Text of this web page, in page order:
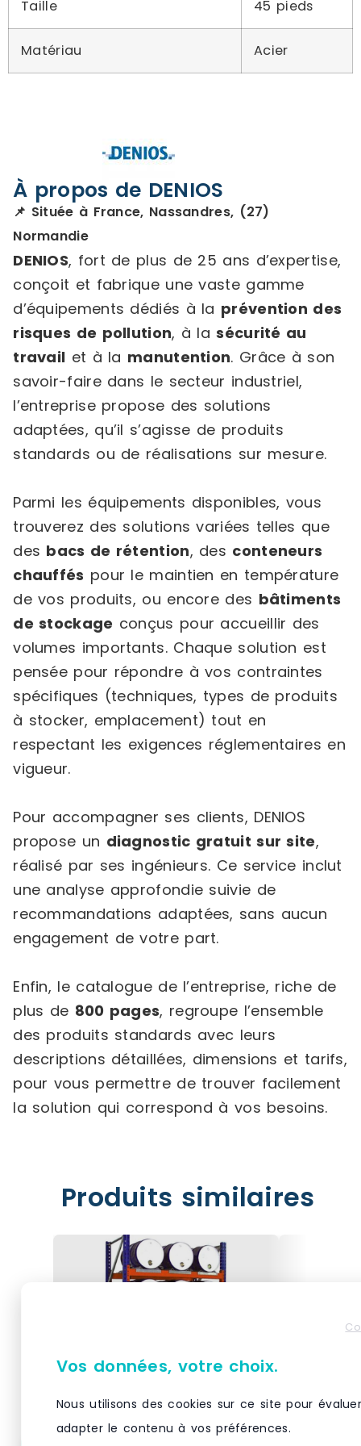
Taille 45 pieds
Matériau Acier
À propos de DENIOS
📌 Située à France, Nassandres, (27)
Normandie
DENIOS, fort de plus de 25 ans d’expertise,
conçoit et fabrique une vaste gamme
d’équipements dédiés à la prévention des
risques de pollution, à lasécurité au
travail et à la manutention. Grâce à son
savoir-faire dans le secteur industriel,
l’entreprise propose des solutions
adaptées, qu’il s’agisse de produits
standards ou de réalisations sur mesure.
Parmi les équipements disponibles, vous
trouverez des solutions variées telles que
des bacs de rétention, des conteneurs
chauffés pour le maintien en température
de vos produits, ou encore des bâtiments
de stockage conçus pour accueillir des
volumes importants. Chaque solution est
pensée pour répondre à vos contraintes
spécifiques (techniques, types de produits
à stocker, emplacement) tout en
respectant les exigences réglementaires en
vigueur.
Pour accompagner ses clients, DENIOS
propose un diagnostic gratuit sur site,
réalisé par ses ingénieurs. Ce service inclut
une analyse approfondie suivie de
recommandations adaptées, sans aucun
engagement de votre part.
Enfin, le catalogue de l’entreprise, riche de
plus de 800 pages, regroupe l’ensemble
des produits standards avec leurs
descriptions détaillées, dimensions et tarifs,
pour vous permettre de trouver facilement
la solution qui correspond à vos besoins.
Produits similaires
Vos données, votre choix.
Nous utilisons des cookies sur ce site pour
adapter le contenu à vos préférences.